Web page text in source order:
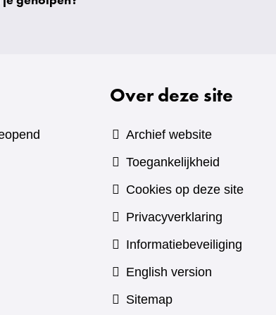
Over deze site
Archief website
Toegankelijkheid
Cookies op deze site
Privacyverklaring
Informatiebeveiliging
English version
Sitemap